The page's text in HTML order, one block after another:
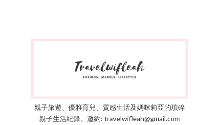
親子旅遊、優雅育兒、質感生活及媽咪莉亞的瑣碎
親子生活紀錄。邀約: travelwifleah@gmail.com